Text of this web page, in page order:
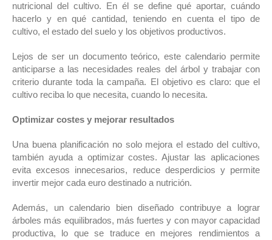
nutricional del cultivo. En él se define qué aportar, cuándo
hacerlo y en qué cantidad, teniendo en cuenta el tipo de
cultivo, el estado del suelo y los objetivos productivos.
Lejos de ser un documento teórico, este calendario permite
anticiparse a las necesidades reales del árbol y trabajar con
criterio durante toda la campaña. El objetivo es claro: que el
cultivo reciba lo que necesita, cuando lo necesita.
Optimizar costes y mejorar resultados
Una buena planificación no solo mejora el estado del cultivo,
también ayuda a optimizar costes. Ajustar las aplicaciones
evita excesos innecesarios, reduce desperdicios y permite
invertir mejor cada euro destinado a nutrición.
Además, un calendario bien diseñado contribuye a lograr
árboles más equilibrados, más fuertes y con mayor capacidad
productiva, lo que se traduce en mejores rendimientos a